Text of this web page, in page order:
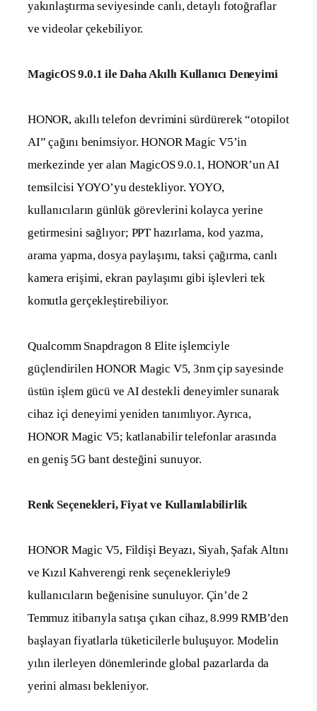
yakınlaştırma seviyesinde canlı, detaylı fotoğraflar
ve videolar çekebiliyor.
MagicOS 9.0.1 ile Daha Akıllı Kullanıcı Deneyimi
HONOR, akıllı telefon devrimini sürdürerek “otopilot
AI” çağını benimsiyor. HONOR Magic V5’in
merkezinde yer alan MagicOS 9.0.1, HONOR’un AI
temsilcisi YOYO’yu destekliyor. YOYO,
kullanıcıların günlük görevlerini kolayca yerine
getirmesini sağlıyor; PPT hazırlama, kod yazma,
arama yapma, dosya paylaşımı, taksi çağırma, canlı
kamera erişimi, ekran paylaşımı gibi işlevleri tek
komutla gerçekleştirebiliyor.
Qualcomm Snapdragon 8 Elite işlemciyle
güçlendirilen HONOR Magic V5, 3nm çip sayesinde
üstün işlem gücü ve AI destekli deneyimler sunarak
cihaz içi deneyimi yeniden tanımlıyor. Ayrıca,
HONOR Magic V5; katlanabilir telefonlar arasında
en geniş 5G bant desteğini sunuyor.
Renk Seçenekleri, Fiyat ve Kullanılabilirlik
HONOR Magic V5, Fildişi Beyazı, Siyah, Şafak Altını
ve Kızıl Kahverengi renk seçenekleriyle9
kullanıcıların beğenisine sunuluyor. Çin’de 2
Temmuz itibarıyla satışa çıkan cihaz, 8.999 RMB’den
başlayan fiyatlarla tüketicilerle buluşuyor. Modelin
yılın ilerleyen dönemlerinde global pazarlarda da
yerini alması bekleniyor.